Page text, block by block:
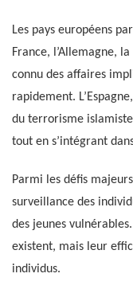
Les pays européens
France, l’Allemagne,
connu des affaires
rapidement.
du terrorisme
tout en s’intégrant
Parmi les défis
surveillance des
des jeunes
existent, mais leur
individus.